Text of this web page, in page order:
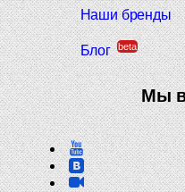
Наши бренды
Блог beta
Мы в